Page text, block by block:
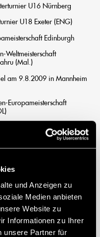
und Anzeigen zu
Medien anbieten
Website zu
Informationen zu Ihrer
unsere Partner für
U16 Nürnberg
U18 Exeter (ENG)
Edinburgh
Weltmeisterschaft
(Mal.)
am 9.8.2009 in Mannheim
Europameisterschaft
Trophy Melbourne
Boom (BEL)
Finalturnier Neu Delhi
London (ENG)
Trophy London (ENG)
Amsterdam